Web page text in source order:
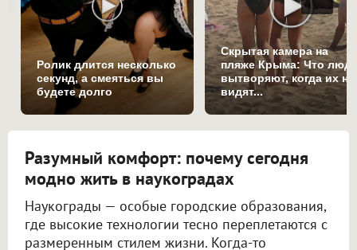
Ролик длится несколько
секунд, а смеяться вы
будете долго
Скрытая камера на
пляже Крыма: Что
вытворяют, когда их не
видят...
Разумный комфорт: почему сегодня
модно жить в наукоградах
Наукограды — особые городские образования,
где высокие технологии тесно переплетаются с
размеренным стилем жизни. Когда-то